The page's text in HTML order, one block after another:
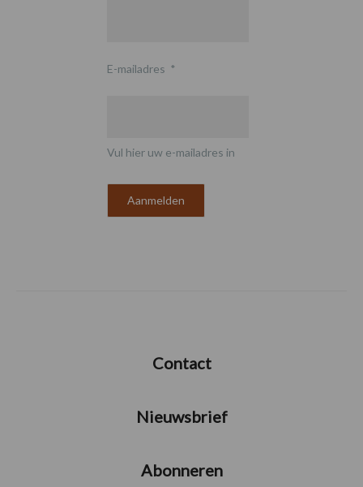
E-mailadres *
Vul hier uw e-mailadres in
Contact
Nieuwsbrief
Abonneren